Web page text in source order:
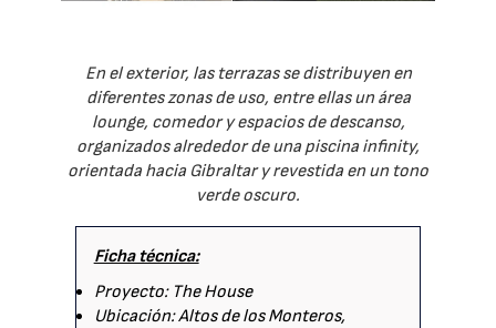
En el exterior, las terrazas se distribuyen en
diferentes zonas de uso, entre ellas un área
lounge, comedor y espacios de descanso,
organizados alrededor de una piscina infinity,
orientada hacia Gibraltar y revestida en un tono
verde oscuro.
Ficha técnica:
Proyecto: The House
Ubicación: Altos de los Monteros,